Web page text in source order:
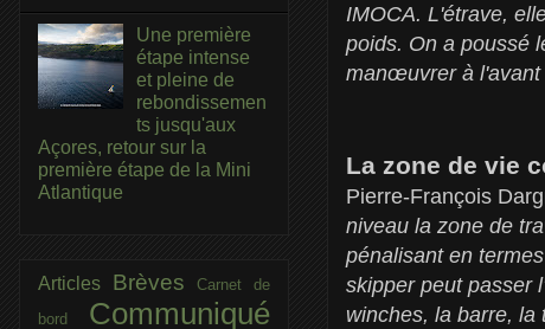
IMOCA. L'étrave,
poids. On a poussé
manœuvrer à l'avant
La zone de vie
Pierre-François
niveau la zone de
pénalisant en
skipper peut passer
winches, la barre, la
Une première
étape intense
et pleine de
rebondissemen
ts jusqu'aux
Açores, retour sur la
première étape de la Mini
Atlantique
Articles BrèvesCarnet de
bord Communiqué